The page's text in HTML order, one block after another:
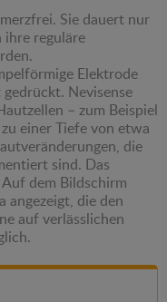
Sie dauert nur
reguläre
Elektrode
Nevisense
– zum Beispiel
einer Tiefe von etwa
die
sind. Das
dem Bildschirm
angezeigt, die den
auf verlässlichen